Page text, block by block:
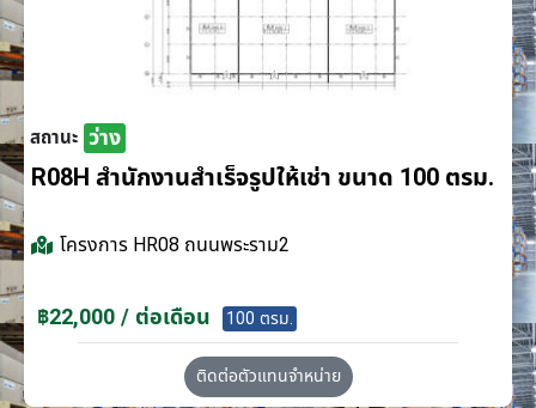
สถานะ ว่าง
R08H สำนักงานสำเร็จรูปให้เช่า ขนาด 100 ตรม.
โครงการ HR08 ถนนพระราม2
฿22,000 / ต่อเดือน 100 ตรม.
ติดต่อตัวแทนจำหน่าย